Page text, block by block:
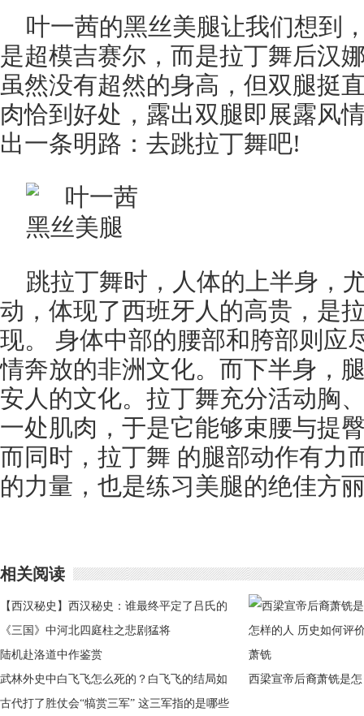
叶一茜的黑丝美腿让我们想到
是超模吉赛尔，而是拉丁舞后汉
虽然没有超然的身高，但双腿挺
肉恰到好处，露出双腿即展露风
出一条明路：去跳拉丁舞吧!
跳拉丁舞时，人体的上半身，
动，体现了西班牙人的高贵，是
现。 身体中部的腰部和胯部则应
情奔放的非洲文化。而下半身，
安人的文化。拉丁舞充分活动胸
一处肌肉，于是它能够束腰与提
而同时，拉丁舞 的腿部动作有力
的力量，也是练习美腿的绝佳方
相关阅读
【西汉秘史】西汉秘史：谁最终平定了吕氏的
叛乱
《三国》中河北四庭柱之悲剧猛将
&mdash;&mdash;高览
陆机赴洛道中作鉴赏
武林外史中白飞飞怎么死的？白飞飞的结局如
何
古代打了胜仗会“犒赏三军” 这三军指的是哪些
西梁宣帝后裔萧铣是怎